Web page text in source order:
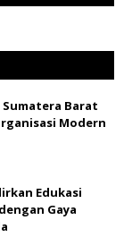
Barat
Modern
Edukasi
Gaya